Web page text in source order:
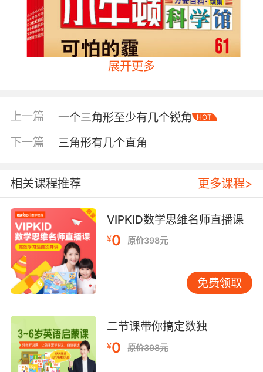
内容简介
《小牛顿科学馆》的编辑理念和特色：
展开更多
上一篇 一个三角形至少有几个锐角 HOT
下一篇 三角形有几个直角
相关课程推荐 更多课程>
VIPKID数学思维名师直播课
¥0 原价398元
免费领取
二节课带你搞定数独
¥0 原价398元